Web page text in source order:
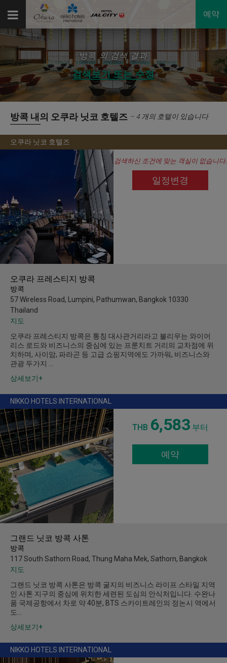
예약
방콕 의 검색 결과
검색보기 또는 수정
방콕 내의 오쿠라 닛코 호텔즈 – 4 개의 호텔이 있습니다
오쿠라 닛코 호텔즈
검색하신 조건에 맞는 객실이 없습니다.
일정변경
오쿠라 프레스티지 방콕
방콕
57 Wireless Road, Lumpini, Pathumwan, Bangkok 10330
Thailand
지도
오쿠라 프레스티지 방콕은 통칭 대사관거리라고 불리우는 와이어
리스 로드와 비즈니스의 중심에 있는 프룬치트 거리의 교차점에 위
치하며, 사이암, 파라곤 등 고급 쇼핑지역에도 가까워, 비즈니스와
관광 두가지 …
상세보기+
NIKKO HOTELS INTERNATIONAL
THB 6,583 부터
예약
그랜드 닛코 방콕 사톤
방콕
117 South Sathorn Road, Thung Maha Mek, Sathorn, Bangkok
지도
그랜드 닛코 방콕 사톤은 방콕 굴지의 비즈니스 라이프 스타일 지역
인 사톤 지구의 중심에 위치한 세련된 도심의 안식처입니다. 수완나
품 국제공항에서 차로 약 40분, BTS 스카이트레인의 정논시 역에서
도…
상세보기+
NIKKO HOTELS INTERNATIONAL